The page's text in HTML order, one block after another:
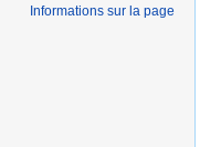
Informations sur la page